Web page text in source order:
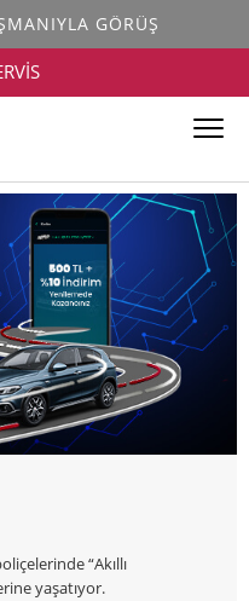
GÖRÜŞ
“Akıllı
yaşatıyor.